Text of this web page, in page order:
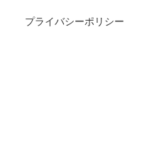
プライバシーポリシー